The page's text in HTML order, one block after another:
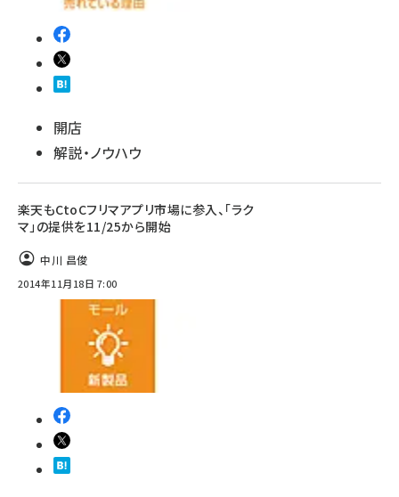
開店
解説・ノウハウ
楽天もCtoCフリマアプリ市場に参入、「ラク
マ」の提供を11/25から開始
中川 昌俊
2014年11月18日 7:00